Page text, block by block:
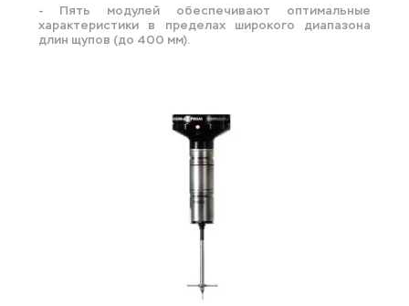
- Пять модулей обеспечивают оптимальные
характеристики в пределах широкого диапазона
длин щупов (до 400 мм).